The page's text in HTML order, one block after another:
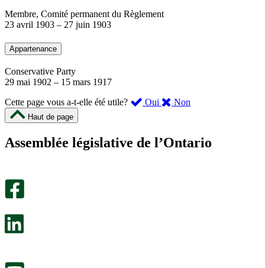
Membre, Comité permanent du Règlement
23 avril 1903 – 27 juin 1903
Appartenance
Conservative Party
29 mai 1902 – 15 mars 1917
Cette page vous a-t-elle été utile?
Oui ,
été
Non
m’a
Haut de page
Assemblée législative de l’Ontario